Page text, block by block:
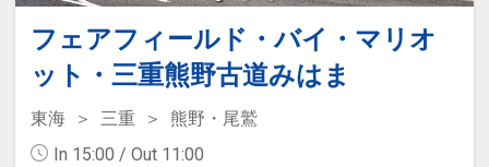
フェアフィールド・バイ・マリオ
ット・三重熊野古道みはま
東海 三重
熊野・尾鷲
In 15:00 / Out 11:00